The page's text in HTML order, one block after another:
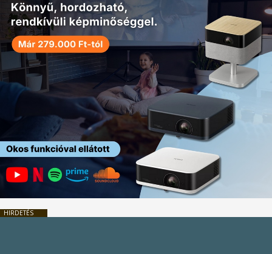
HIRDETÉS